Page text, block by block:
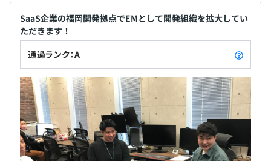
クラウドサーカスの開発チームは、1つのプロダクトにつ
き 5〜10名ほどの少数精鋭体制が基本です。
役割は明確で、プロダクトマネージャー（PdM）が方向性
を定め、エンジニアが設計・実装・運用を担当し、デザイ
ナーがUI/UXを支えます。
また、QA（品質保証）やカスタマーサクセスもチームと
密に連携しながら、ユーザー視点で改善点をフィードバッ
クします。
SaaS企業の福岡開発拠点でEMとして開発組織を拡大してい
ただきます！
通過ランク：A